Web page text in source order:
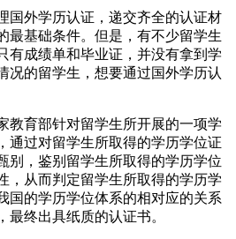
国外学历认证，递交齐全的认证材
最基础条件。但是，有不少留学生
有成绩单和毕业证，并没有拿到学
况的留学生，想要通过国外学历认
教育部针对留学生所开展的一项学
通过对留学生所取得的学历学位证
别，鉴别留学生所取得的学历学位
，从而判定留学生所取得的学历学
国的学历学位体系的相对应的关系
最终出具纸质的认证书。